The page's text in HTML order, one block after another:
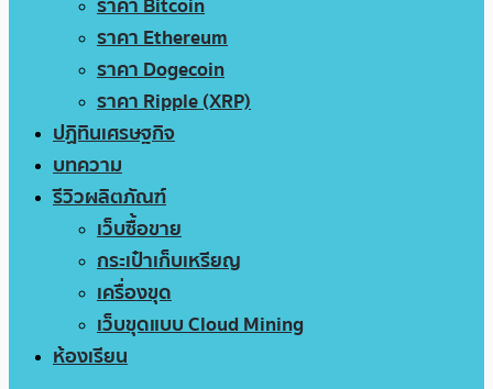
ราคา Ethereum
ราคา Dogecoin
ราคา Ripple (XRP)
ปฏิทินเศรษฐกิจ
บทความ
รีวิวผลิตภัณฑ์
เว็บซื้อขาย
กระเป๋าเก็บเหรียญ
เครื่องขุด
เว็บขุดแบบ Cloud Mining
ห้องเรียน